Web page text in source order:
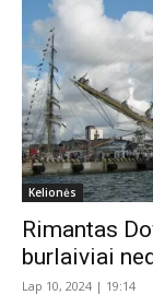
Kelionės
Rimantas
burlaiviai
Lap 10, 2024 | 19:14